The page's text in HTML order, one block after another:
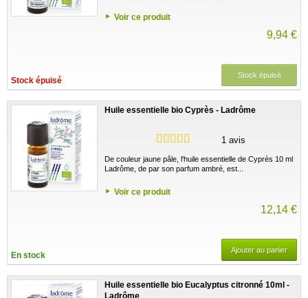
Voir ce produit
9,94 €
Stock épuisé
Stock épuisé
Huile essentielle bio Cyprès - Ladrôme
1 avis
De couleur jaune pâle, l'huile essentielle de Cyprès 10 ml
Ladrôme, de par son parfum ambré, est...
Voir ce produit
12,14 €
En stock
Ajouter au panier
Huile essentielle bio Eucalyptus citronné 10ml -
Ladrôme